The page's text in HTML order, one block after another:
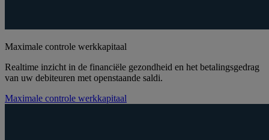
Maximale controle werkkapitaal
Realtime inzicht in de financiële gezondheid en het betalingsgedrag
van uw debiteuren met openstaande saldi.
Maximale controle werkkapitaal